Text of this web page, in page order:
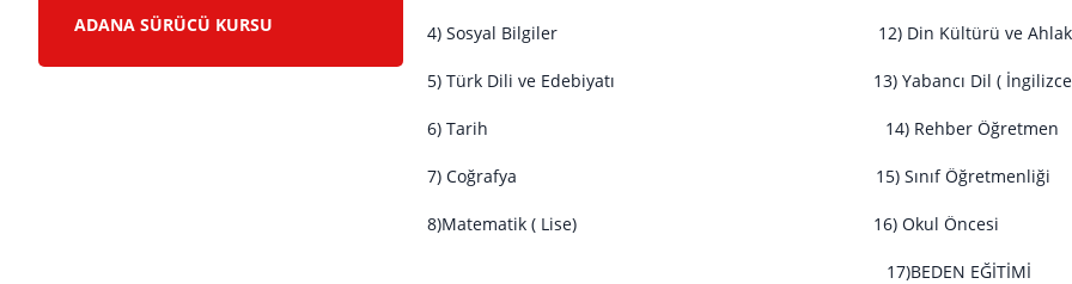
ADANA SÜRÜCÜ KURSU
4) Sosyal Bilgiler 12) Din Kültürü ve Ahlak
5) Türk Dili ve Edebiyatı 13) Yabancı Dil (
6) Tarih 14) Rehber Öğretmen
7) Coğrafya 15) Sınıf Öğretmenliği
8)Matematik ( Lise) 16) Okul Öncesi
17)BEDEN EĞİTİMİ